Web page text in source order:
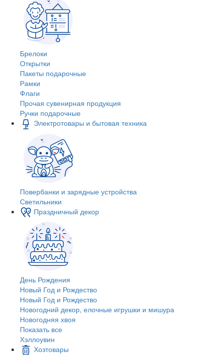
Брелоки
Открытки
Пакеты подарочные
Рамки
Флаги
Прочая сувенирная продукция
Ручки подарочные
Электротовары и бытовая техника
Повербанки и зарядные устройства
Светильники
Праздничный декор
День Рождения
Новый Год и Рождество
Новый Год и Рождество
Новогодний декор, елочные игрушки и мишура
Новогодняя хвоя
Показать все
Хэллоувин
Хозтовары